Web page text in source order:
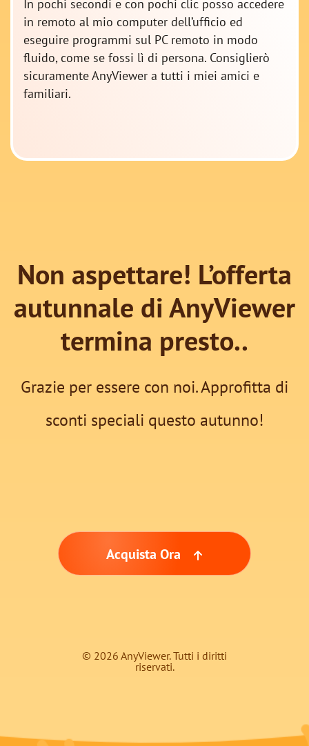
In pochi secondi e con pochi clic posso accedere
in remoto al mio computer dell’ufficio ed
eseguire programmi sul PC remoto in modo
fluido, come se fossi lì di persona. Consiglierò
sicuramente AnyViewer a tutti i miei amici e
familiari.
Non aspettare! L’offerta
autunnale di AnyViewer
termina presto..
Grazie per essere con noi. Approfitta di
sconti speciali questo autunno!
Acquista Ora
© 2026 AnyViewer. Tutti i diritti
riservati.